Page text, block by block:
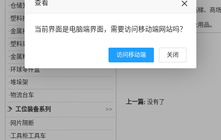
·仓储笼
·塑料托盘
·金属托盘
·塑料周转箱
·金属料箱
·环球零件盒
·堆垛架
·物流台车
>>
工位装备系列
· 网片隔断
·工具柜工具车
登高梯在类型上分仓库登高梯、商
为工厂及商场不可缺少的作业用品。
上一篇: 没有了
查看
当前界面是电脑端界面，需要访问移动端网站吗？
访问移动端 关闭